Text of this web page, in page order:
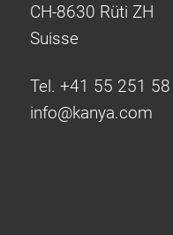
CH-8630 Rüti ZH
Suisse
Tel. +41 55 251
info@kanya.com